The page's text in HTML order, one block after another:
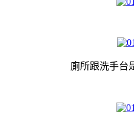
廁所跟洗手台